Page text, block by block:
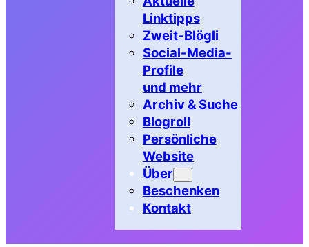
Linktipps
Zweit-Blögli
Social-Media-
Profile
und mehr
Archiv & Suche
Blogroll
Persönliche
Website
Über
Beschenken
Kontakt